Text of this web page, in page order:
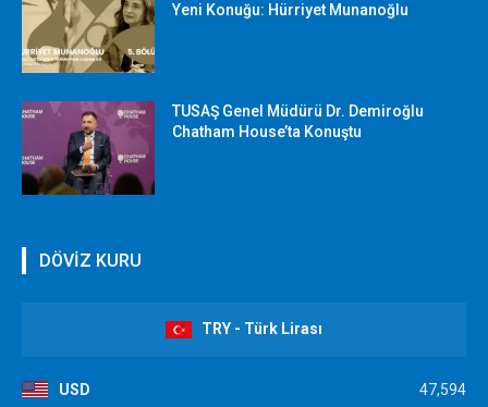
Yeni Konuğu: Hürriyet Munanoğlu
TUSAŞ Genel Müdürü Dr. Demiroğlu
Chatham House’ta Konuştu
DÖVİZ KURU
TRY - Türk Lirası
USD 47,594